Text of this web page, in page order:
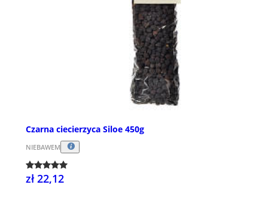
Czarna ciecierzyca Siloe 450g
NIEBAWEM
zł 22,12